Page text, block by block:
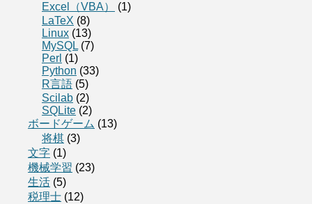
Excel（VBA）
(1)
LaTeX (8)
Linux (13)
MySQL (7)
Perl (1)
Python (33)
R言語 (5)
Scilab (2)
SQLite (2)
ボードゲーム (13)
将棋 (3)
文字 (1)
機械学習 (23)
生活 (5)
税理士 (12)